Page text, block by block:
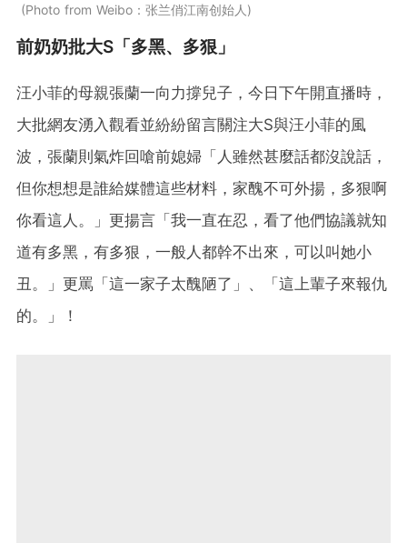
Photo from Weibo：张兰俏江南创始人
前奶奶批大S「多黑、多狠」
汪小菲的母親張蘭一向力撐兒子，今日下午開直播時，
大批網友湧入觀看並紛紛留言關注大S與汪小菲的風
波，張蘭則氣炸回嗆前媳婦「人雖然甚麼話都沒說話，
但你想想是誰給媒體這些材料，家醜不可外揚，多狠啊
你看這人。」更揚言「我一直在忍，看了他們協議就知
道有多黑，有多狠，一般人都幹不出來，可以叫她小
丑。」更罵「這一家子太醜陋了」、「這上輩子來報仇
的。」！